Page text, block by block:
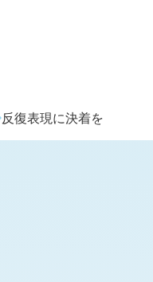
反復表現に決着を